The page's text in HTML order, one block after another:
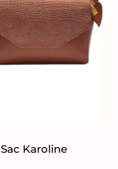
Sac Karoline